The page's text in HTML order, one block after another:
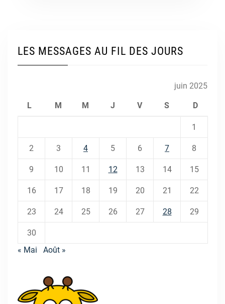
LES MESSAGES AU FIL DES JOURS
juin 2025
L M M J V S D
1
2 3 4 5 6 7 8
9 10 11 12 13 14 15
16 17 18 19 20 21 22
23 24 25 26 27 28 29
30
« Mai
Août »